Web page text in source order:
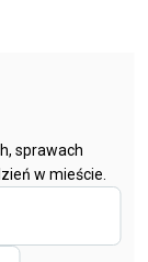
sprawach
w mieście.